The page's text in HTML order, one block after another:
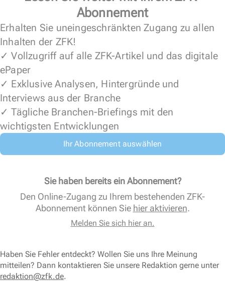
Abonnement
Erhalten Sie uneingeschränkten Zugang zu allen
Inhalten der ZFK!
✓ Vollzugriff auf alle ZFK-Artikel und das digitale
ePaper
✓ Exklusive Analysen, Hintergründe und
Interviews aus der Branche
✓ Tägliche Branchen-Briefings mit den
wichtigsten Entwicklungen
Ihr Abonnement auswählen
Sie haben bereits ein Abonnement?
Den Online-Zugang zu Ihrem bestehenden ZFK-
Abonnement können Sie hier aktivieren.
Melden Sie sich hier an.
Haben Sie Fehler entdeckt? Wollen Sie uns Ihre Meinung
mitteilen? Dann kontaktieren Sie unsere Redaktion gerne unter
redaktion@zfk.de.